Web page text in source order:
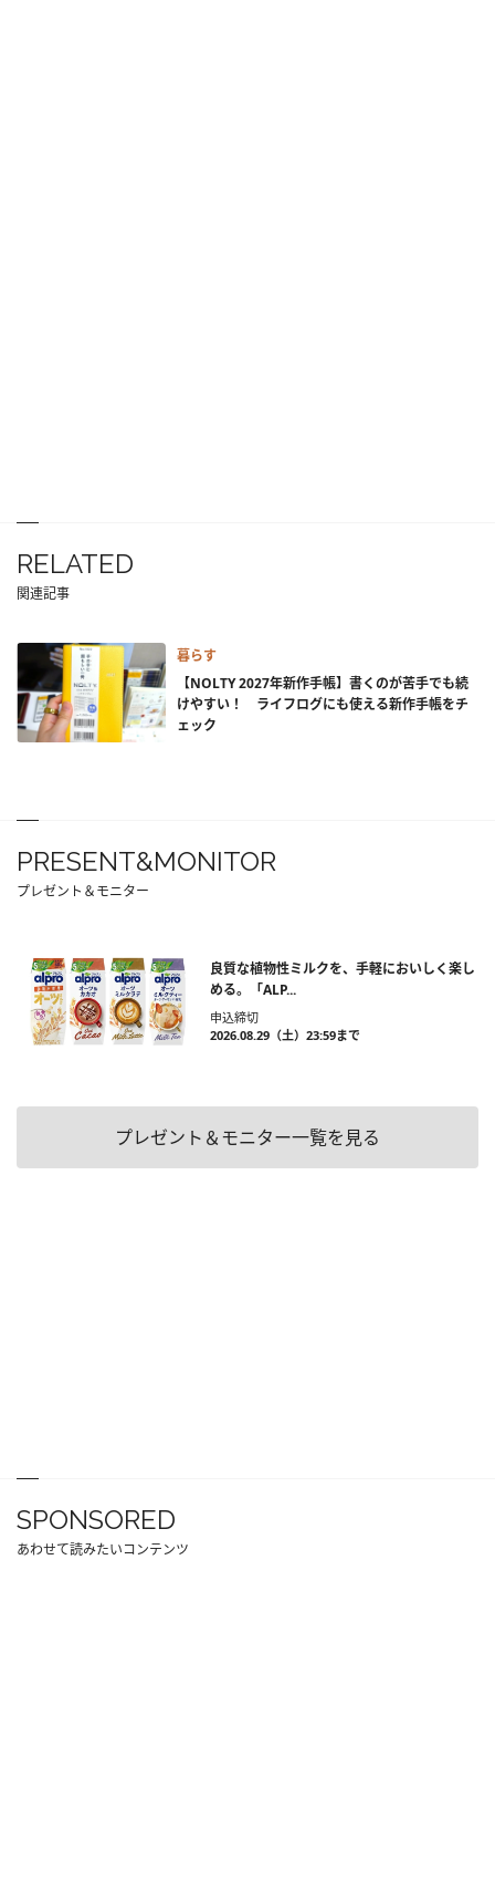
RELATED
関連記事
暮らす
【NOLTY 2027年新作手帳】書くのが苦手でも続
けやすい！ ライフログにも使える新作手帳をチ
ェック
PRESENT&MONITOR
プレゼント＆モニター
良質な植物性ミルクを、手軽においしく楽し
める。「ALP...
申込締切
2026.08.29（土）23:59まで
プレゼント＆モニター一覧を見る
SPONSORED
あわせて読みたいコンテンツ